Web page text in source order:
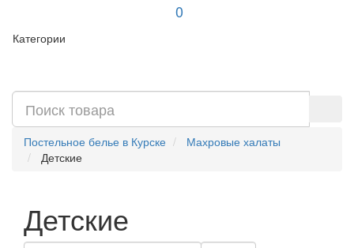
0
Категории
Постельное белье в Курске
Махровые халаты
Детские
Детские